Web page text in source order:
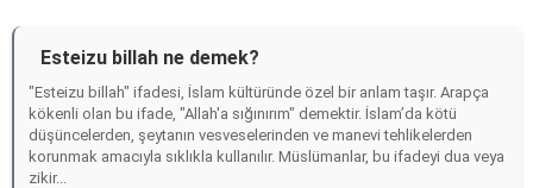
Esteizu billah ne demek?
"Esteizu billah" ifadesi, İslam kültüründe özel bir anlam taşır. Arapça
kökenli olan bu ifade, "Allah'a sığınırım" demektir. İslam’da kötü
düşüncelerden, şeytanın vesveselerinden ve manevi tehlikelerden
korunmak amacıyla sıklıkla kullanılır. Müslümanlar, bu ifadeyi dua veya
zikir...